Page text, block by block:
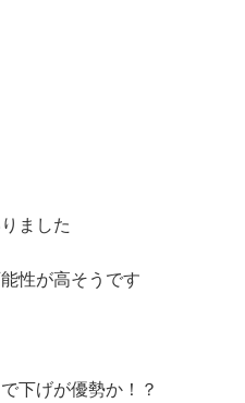
ました
性が高そうです
下げが優勢か！？